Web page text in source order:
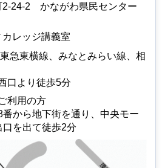
2-24-2 かながわ県民センター
レッジ講義室
急東横線、みなとみらい線、相
口より徒歩5分
利用の方
から地下街を通り、中央モー
口を出て徒歩2分